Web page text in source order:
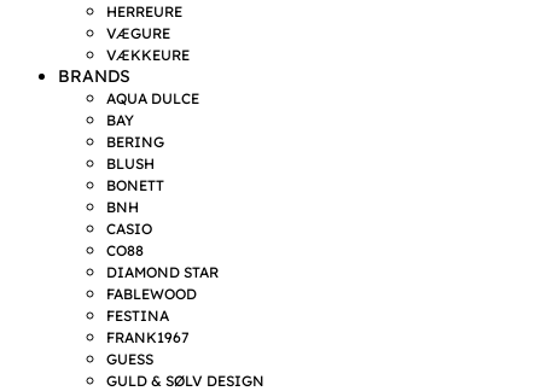
HERREURE
VÆGURE
VÆKKEURE
BRANDS
AQUA DULCE
BAY
BERING
BLUSH
BONETT
BNH
CASIO
CO88
DIAMOND STAR
FABLEWOOD
FESTINA
FRANK1967
GUESS
GULD & SØLV DESIGN